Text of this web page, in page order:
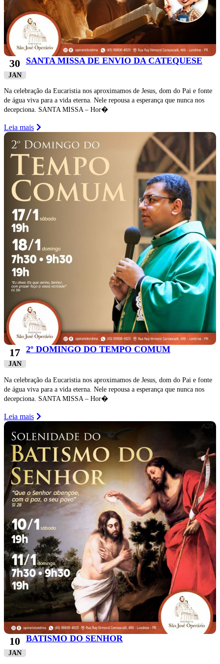
30
JAN
SANTA MISSA DE ENVIO DA CATEQUESE
Na celebração da Eucaristia nos aproximamos de Jesus, dom do Pai e fonte
de água viva para a vida eterna. Nele repousa a esperança que nunca nos
decepciona. SANTA MISSA – Hor�
Leia mais
17
JAN
2º DOMINGO DO TEMPO COMUM
Na celebração da Eucaristia nos aproximamos de Jesus, dom do Pai e fonte
de água viva para a vida eterna. Nele repousa a esperança que nunca nos
decepciona. SANTA MISSA – Hor�
Leia mais
10
JAN
BATISMO DO SENHOR